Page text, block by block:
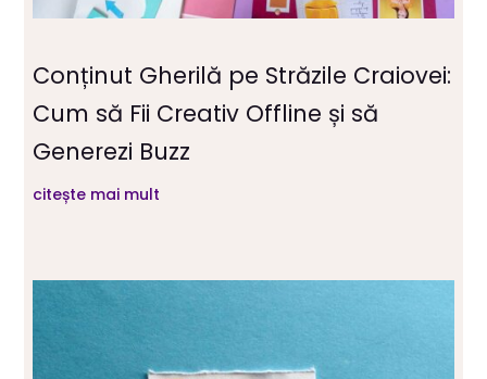
Conținut Gherilă pe Străzile Craiovei:
Cum să Fii Creativ Offline și să
Generezi Buzz
citește mai mult